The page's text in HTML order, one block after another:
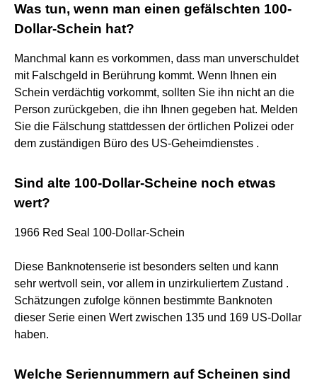
Was tun, wenn man einen gefälschten 100-
Dollar-Schein hat?
Manchmal kann es vorkommen, dass man unverschuldet
mit Falschgeld in Berührung kommt. Wenn Ihnen ein
Schein verdächtig vorkommt, sollten Sie ihn nicht an die
Person zurückgeben, die ihn Ihnen gegeben hat. Melden
Sie die Fälschung stattdessen der örtlichen Polizei oder
dem zuständigen Büro des US-Geheimdienstes .
Sind alte 100-Dollar-Scheine noch etwas
wert?
1966 Red Seal 100-Dollar-Schein
Diese Banknotenserie ist besonders selten und kann
sehr wertvoll sein, vor allem in unzirkuliertem Zustand .
Schätzungen zufolge können bestimmte Banknoten
dieser Serie einen Wert zwischen 135 und 169 US-Dollar
haben.
Welche Seriennummern auf Scheinen sind